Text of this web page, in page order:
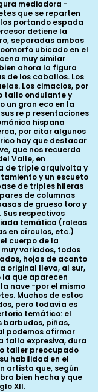
mediadora -
que se reparten
portando espada
detiene la
separadas ambas
ubicado en el
muy similar
ahora la figura
de los caballos. Los
Los cimacios, por
tallo ondulante y
un gran eco en la
re p resentaciones
hispana
por citar algunos
hay que destacar
que nos recuerda
Valle, en
de triple arquivolta y
y un escueto
de triples hileras
de columnas
de grueso toro y
Sus respectivos
temática (roleos
en círculos, etc.)
cuerpo de la
variados, todos
hojas de acanto
original lleva, al sur,
que aparecen
nave -por el mismo
Muchos de estos
pero todavía es
temático: el
barbudos, piñas,
podemos afirmar
talla expresiva, dura
taller preocupado
habilidad en el
artista que, según
bien hecha y que
XII.